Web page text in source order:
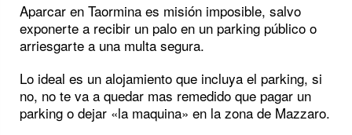
Aparcar en Taormina es misión imposible, salvo
exponerte a recibir un palo en un parking público o
arriesgarte a una multa segura.
Lo ideal es un alojamiento que incluya el parking, si
no, no te va a quedar mas remedido que pagar un
parking o dejar «la maquina» en la zona de Mazzaro.